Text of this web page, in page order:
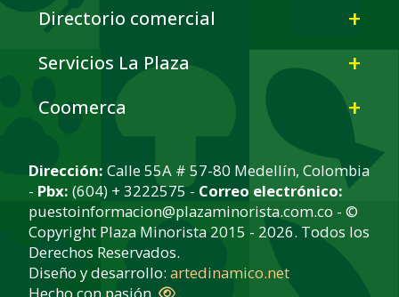
Directorio comercial
Servicios La Plaza
Coomerca
Dirección: Calle 55A # 57-80 Medellín, Colombia
- Pbx: (604) + 3222575 - Correo electrónico:
puestoinformacion@plazaminorista.com.co - ©
Copyright Plaza Minorista 2015 - 2026. Todos los
Derechos Reservados.
Diseño y desarrollo:artedinamico.net
Hecho con pasión